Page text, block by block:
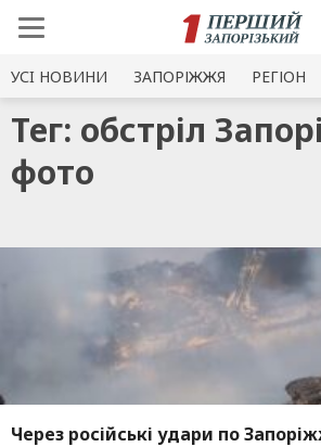
УСI НОВИНИ ЗАПОРІЖЖЯ РЕГІОН
Тег: обстріл
фото
Через російські удари по